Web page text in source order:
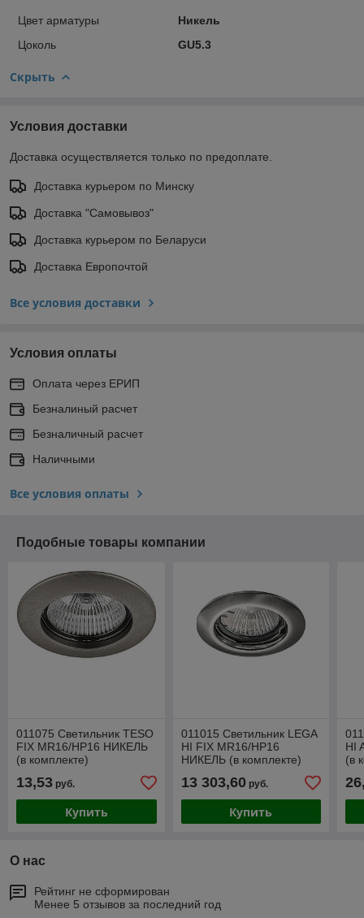
Цвет арматуры
Никель
Цоколь
GU5.3
Скрыть
Условия доставки
Доставка осуществляется только по предоплате.
Доставка курьером по Минску
Доставка "Самовывоз"
Доставка курьером по Беларуси
Доставка Европочтой
Все условия доставки
Условия оплаты
Оплата через ЕРИП
Безналиный расчет
Безналичный расчет
Наличными
Все условия оплаты
Подобные товары компании
011075 Светильник TESO
FIX MR16/HP16 НИКЕЛЬ
(в комплекте)
13,53 руб.
Купить
011015 Светильник LEGA
HI FIX MR16/HP16
НИКЕЛЬ (в комплекте)
13 303,60руб.
Купить
HI
(в
О нас
Рейтинг не сформирован
Менее 5 отзывов за последний год